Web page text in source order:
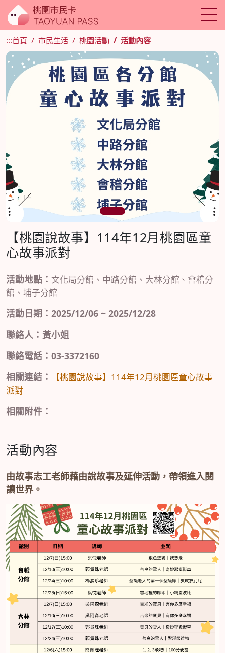
:::首頁 市民生活 桃園活動 活動內容
1
【桃園說故事】114年12月桃園區童
心故事派對
活動地點： 文化局分館、中路分館、大林分館、會稽分
館、埔子分館
活動日期：2025/12/06 ~ 2025/12/28
聯絡人：黃小姐
聯絡電話：03-3372160
相關連結：
【桃園說故事】114年12月桃園區童心故事
派對
相關附件：
活動內容
由故事志工老師藉由說故事及延伸活動，帶領進入閱
讀世界。